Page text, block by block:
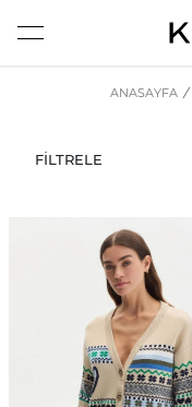
ANASAYFA /
FİLTRELE